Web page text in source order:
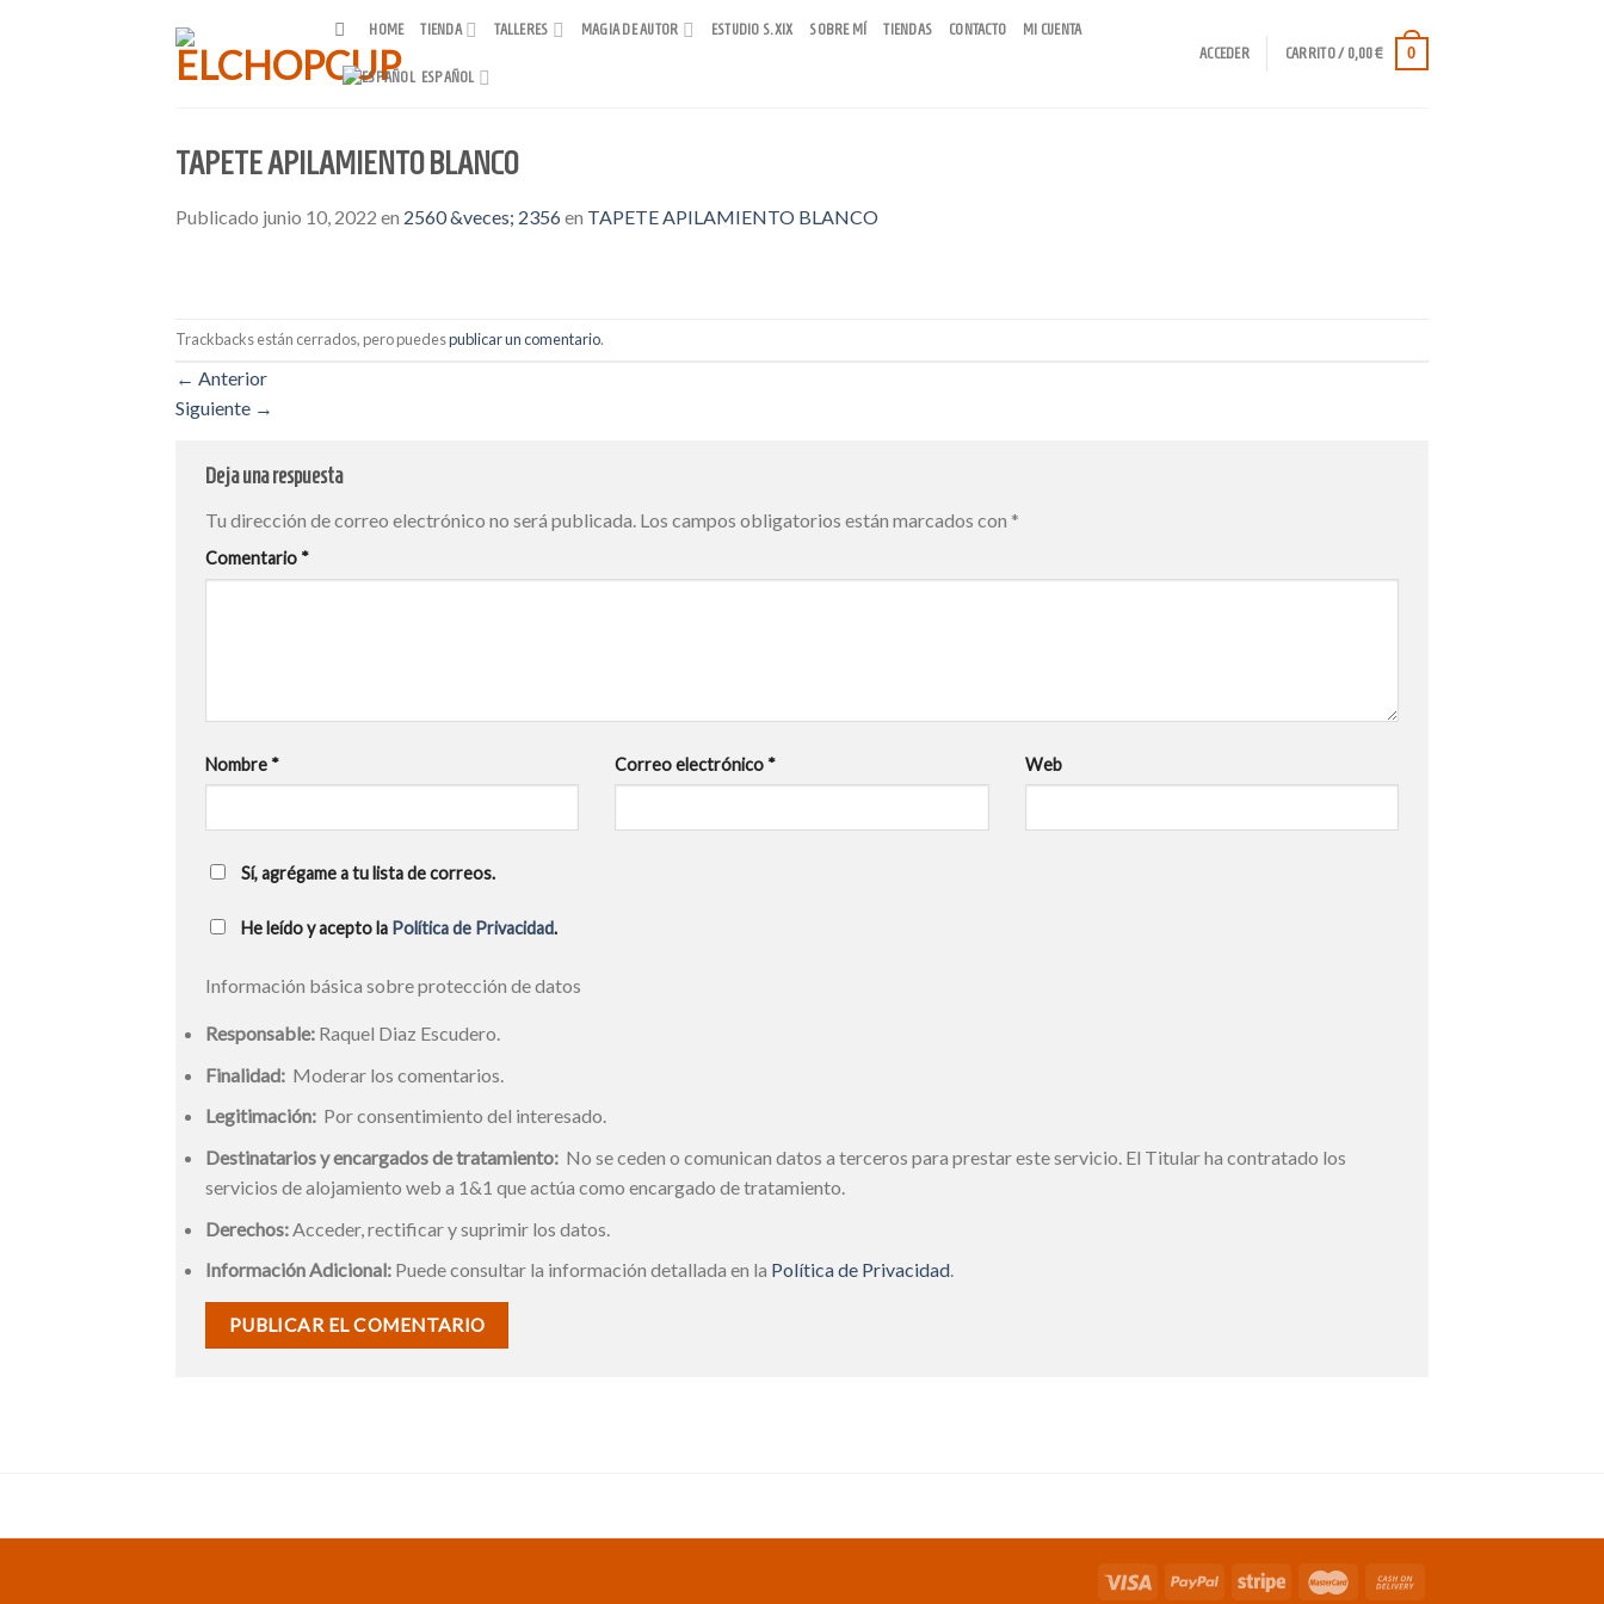
HOME TIENDA TALLERES MAGIA DE AUTOR ESTUDIO S.XIX SOBRE MÍ TIENDAS CONTACTO MI CUENTA
ESPAÑOL
ACCEDER CARRITO / 0,00€ 0
TAPETE APILAMIENTO BLANCO
Publicado junio 10, 2022 en 2560 &veces; 2356en TAPETE APILAMIENTO BLANCO
Trackbacks están cerrados, pero puedespublicar un comentario.
← Anterior
Siguiente →
Deja una respuesta
Tu dirección de correo electrónico no será publicada. Los campos obligatorios están marcados con *
Comentario *
Nombre * Correo electrónico * Web
Sí, agrégame a tu lista de correos.
He leído y acepto la Política de Privacidad.
Información básica sobre protección de datos
Responsable: Raquel Diaz Escudero.
Finalidad: Moderar los comentarios.
Legitimación: Por consentimiento del interesado.
Destinatarios y encargados de tratamiento: No se ceden o comunican datos a terceros para prestar este servicio. El Titular ha contratado los
servicios de alojamiento web a 1&1 que actúa como encargado de tratamiento.
Derechos: Acceder, rectificar y suprimir los datos.
Información Adicional: Puede consultar la información detallada en la Política de Privacidad.